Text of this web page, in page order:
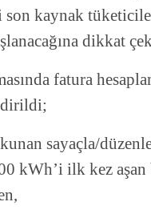
kaynak
dikkat
fatura
sayaçla/
kWh’i ilk kez aşan